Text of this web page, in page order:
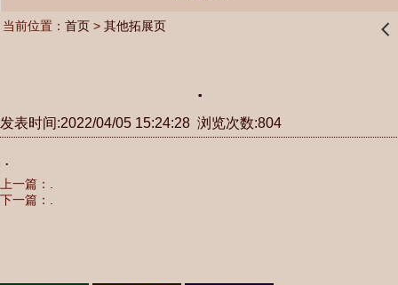
当前位置： 首页> 其他拓展页 󰊒
.
发表时间:2022/04/05 15:24:28 浏览次数:804
.
上一篇： .
下一篇： .